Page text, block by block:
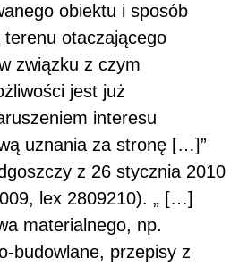
obiektu i sposób
otaczającego
związku z czym
jest już
interesu
uznania za stronę […]”
z 26 stycznia 2010
lex 2809210). „ […]
materialnego, np.
budowlane, przepisy z